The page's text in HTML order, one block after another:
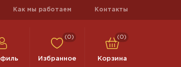
Как мы работаем Контакты
(0)
Избранное
(0)
Корзина